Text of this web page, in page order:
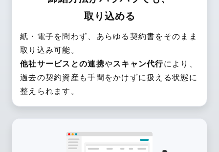
取り込める
紙・電子を問わず、あらゆる契約書をそのまま
取り込み可能。
他社サービスとの連携やスキャン代行により、
過去の契約資産も手間をかけずに扱える状態に
整えられます。